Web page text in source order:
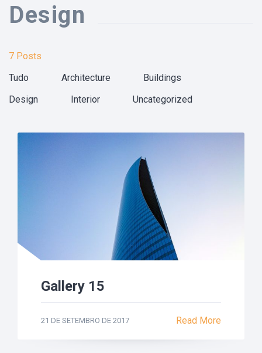
Design
7 Posts
Tudo
Architecture
Buildings
Design
Interior Uncategorized
Gallery 15
21 DE SETEMBRO DE 2017 Read More